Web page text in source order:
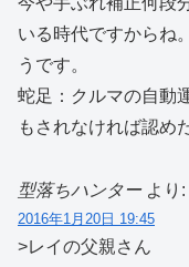
いる時代ですからね
うです。
蛇足：クルマの自動
もされなければ認め
型落ちハンター より:
2016年1月20日 19:45
>レイの父親さん